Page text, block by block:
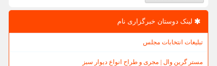
لینک دوستان خبرگزاری نام
تبلیغات انتخابات مجلس
مستر گرین وال | مجری و طراح انواع دیوار سبز